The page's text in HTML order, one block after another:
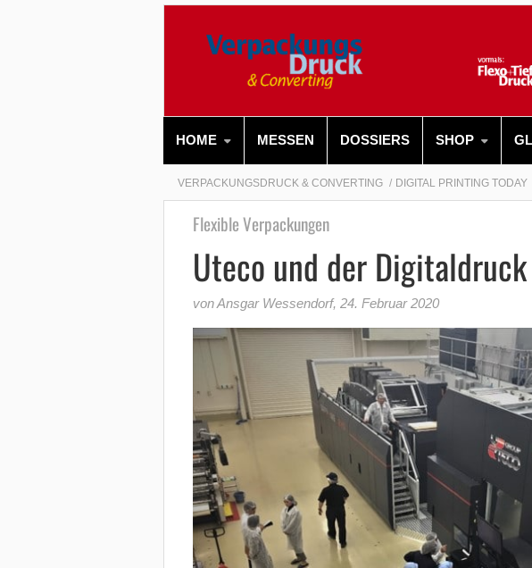
HOME MESSEN DOSSIERS SHOP
VERPACKUNGSDRUCK & CONVERTING DIGITAL PRINTING TODAY
Flexible Verpackungen
Uteco und der Digitaldruck
von Ansgar Wessendorf, 24. Februar 2020